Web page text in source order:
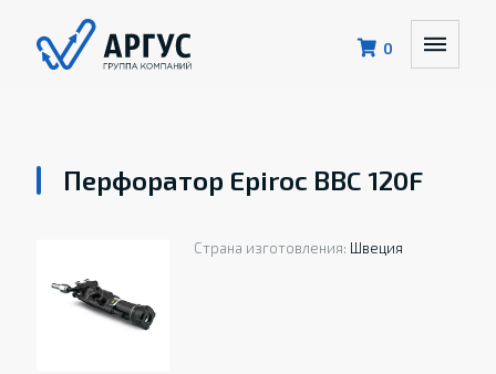
0
Перфоратор Epiroc BBC 120F
Страна изготовления: Швеция